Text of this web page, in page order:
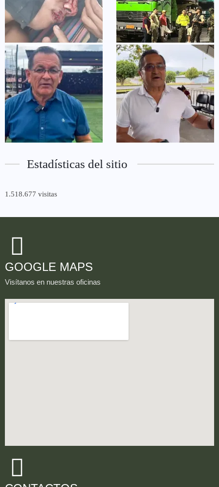
Estadísticas del sitio
1.518.677 visitas
GOOGLE MAPS
Visítanos en nuestras oficinas